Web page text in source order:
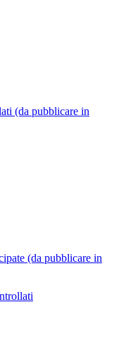
(da pubblicare in
(da pubblicare in